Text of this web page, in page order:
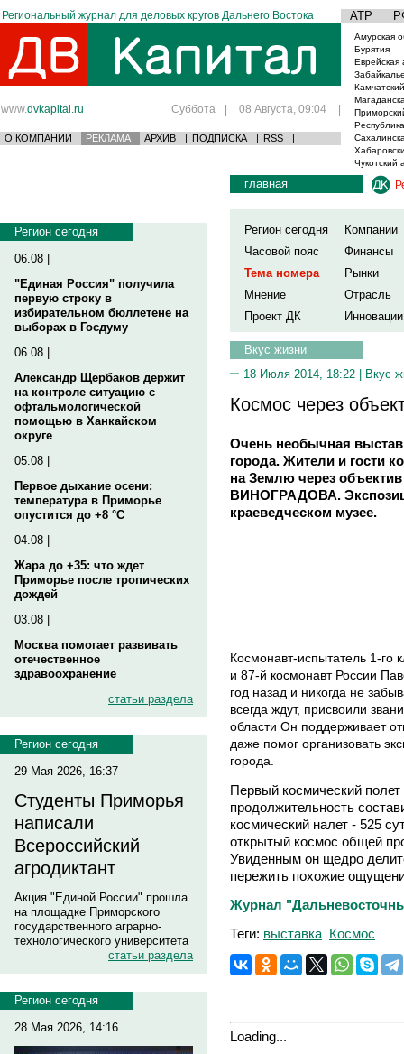
Региональный журнал для деловых кругов Дальнего Востока АТР
www.dvkapital.ru Суббота | 08 Августа, 09:04 |
О КОМПАНИИ РЕКЛАМА АРХИВ | ПОДПИСКА | RSS |
Амурская
Бурятия
Еврейская
Чукотский
Регион сегодня
06.08 |
"Единая Россия" получила
первую строку в
избирательном бюллетене на
выборах в Госдуму
06.08 |
Александр Щербаков держит
на контроле ситуацию с
офтальмологической
помощью в Ханкайском
округе
05.08 |
Первое дыхание осени:
температура в Приморье
опустится до +8 °C
04.08 |
Жара до +35: что ждет
Приморье после тропических
дождей
03.08 |
Москва помогает развивать
отечественное
здравоохранение
статьи раздела
Регион сегодня
29 Мая 2026, 16:37
Студенты Приморья
написали
Всероссийский
агродиктант
Акция "Единой России" прошла
на площадке Приморского
государственного аграрно-
технологического университета
статьи раздела
Регион сегодня
28 Мая 2026, 14:16
главная
Регион сегодня
Компании
Часовой пояс
Финансы
Тема номера
Рынки
Мнение
Отрасль
Проект ДК
Инновации
Вкус жизни
18 Июля 2014, 18:22 | Вкус
Космос через
Очень необычная
города. Жители и гости
на Землю через
ВИНОГРАДОВА.
краеведческом музее.
Космонавт-испытатель 1-го
и 87-й космонавт России
год назад и никогда не
всегда ждут, присвоили
области Он поддерживает
даже помог организовать
города.
Первый космический полет
продолжительность
космический налет - 525
открытый космос общей
Увиденным он щедро
пережить похожие
Журнал
Теги: выставка Космос
Loading...